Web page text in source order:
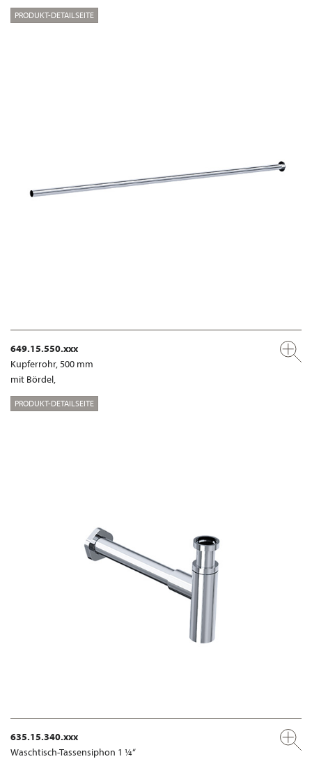
PRODUKT-DETAILSEITE
649.15.550.xxx
Kupferrohr, 500 mm
mit Bördel,
PRODUKT-DETAILSEITE
635.15.340.xxx
Waschtisch-Tassensiphon 1 ¼“